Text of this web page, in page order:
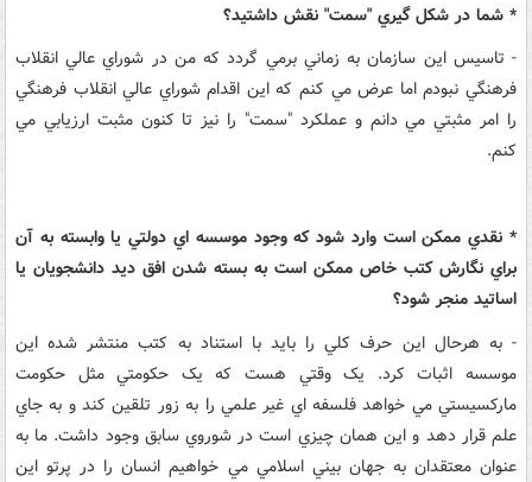
* شما در شکل گيري "سمت" نقش داشتيد؟
- تاسيس اين سازمان به زماني برمي گردد که من در شوراي عالي انقلاب
فرهنگي نبودم اما عرض مي کنم که اين اقدام شوراي عالي انقلاب فرهنگي
را امر مثبتي مي دانم و عملکرد "سمت" را نيز تا کنون مثبت ارزيابي مي
کنم.
* نقدي ممکن است وارد شود که وجود موسسه اي دولتي يا وابسته به آن
براي نگارش کتب خاص ممکن است به بسته شدن افق ديد دانشجويان يا
اساتيد منجر شود؟
- به هرحال اين حرف کلي را بايد با استناد به کتب منتشر شده اين
موسسه اثبات کرد. يک وقتي هست که يک حکومتي مثل حکومت
مارکسيستي مي خواهد فلسفه اي غير علمي را به زور تلقين کند و به جاي
علم قرار دهد و اين همان چيزي است در شوروي سابق وجود داشت. ما به
عنوان معتقدان به جهان بيني اسلامي مي خواهيم انسان را در پرتو اين